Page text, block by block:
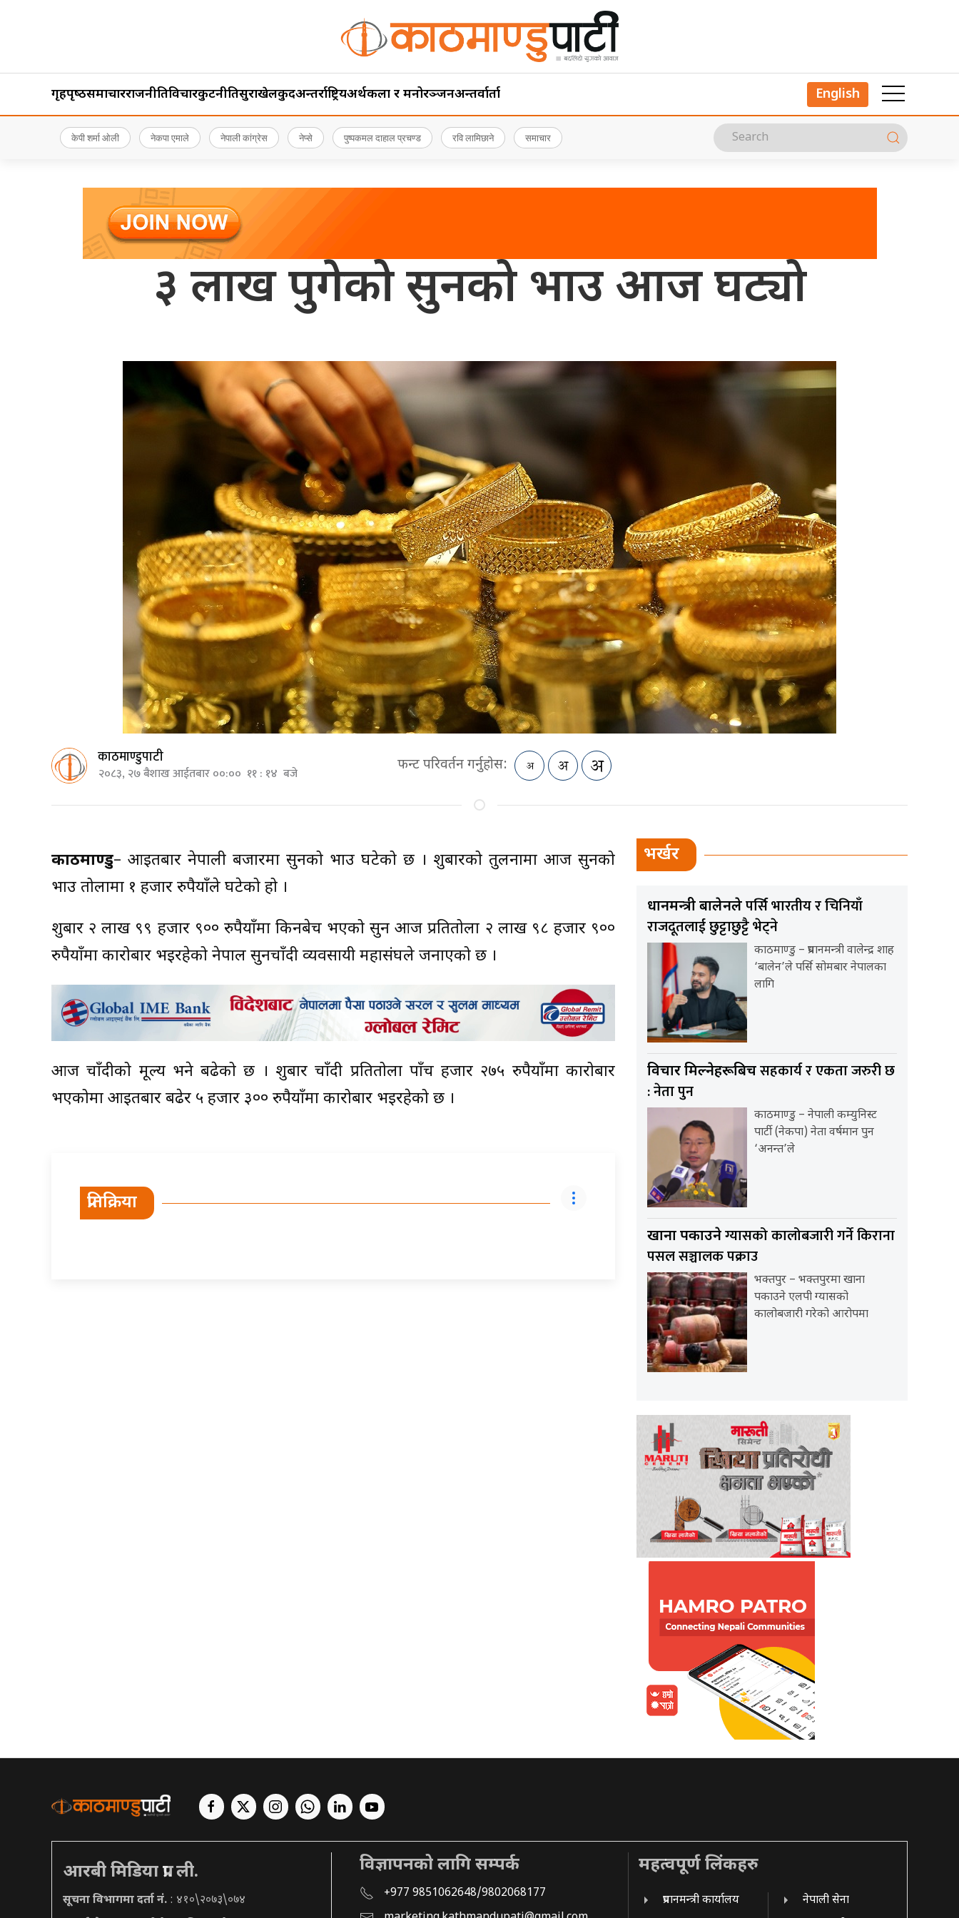
गृहपृष्‍ठसमाचारराजनीतिविचारकुटनीतिसुरक्षाखेलकुदअन्तर्राष्ट्रियअर्थकला र मनोरञ्जनअन्तर्वार्ता English
केपी शर्मा ओली नेकपा एमाले नेपाली कांग्रेस नेप्से पुष्पकमल दाहाल प्रचण्ड रवि लामिछाने समाचार
३ लाख पुगेको सुनको भाउ आज घट्यो
काठमाण्डुपाटी
२०८३, २७ बैशाख आईतबार ००:०० ११ : १४ बजे फन्ट परिवर्तन गर्नुहोस:
काठमाण्डु– आइतबार नेपाली बजारमा सुनको भाउ घटेको छ । शुक्रबारको तुलनामा आज सुनको
भाउ तोलामा १ हजार रुपैयाँले घटेको हो ।
शुक्रबार २ लाख ९९ हजार ९०० रुपैयाँमा किनबेच भएको सुन आज प्रतितोला २ लाख ९८ हजार ९००
रुपैयाँमा कारोबार भइरहेको नेपाल सुनचाँदी व्यवसायी महासंघले जनाएको छ ।
आज चाँदीको मूल्य भने बढेको छ । शुक्रबार चाँदी प्रतितोला पाँच हजार २७५ रुपैयाँमा कारोबार
भएकोमा आइतबार बढेर ५ हजार ३०० रुपैयाँमा कारोबार भइरहेको छ ।
प्रतिक्रिया
भर्खर
प्रधानमन्त्री बालेनलेपर्सि भारतीय र चिनियाँ
राजदूतलाई छुट्टाछुट्टै भेट्ने
काठमाण्डु – प्रधानमन्त्री वालेन्द्र शाह
‘बालेन’ले पर्सि सोमबार नेपालका
लागि
विचार मिल्नेहरूबिचसहकार्य र एकता जरुरी छ
: नेता पुन
काठमाण्डु – नेपाली कम्युनिस्ट
पार्टी (नेकपा) नेता वर्षमान पुन
‘अनन्त’ले
खाना पकाउनेग्यासको कालोबजारी गर्ने किराना
पसल सञ्चालक पक्राउ
भक्तपुर – भक्तपुरमा खाना
पकाउने एलपी ग्यासको
कालोबजारी गरेको आरोपमा
आरबी मिडिया प्रा. ली.
सूचना विभागमा दर्ता नं. : ४१०\२०७३\०७४
विज्ञापनको लागि सम्पर्क
+977 9851062648/9802068177
महत्वपूर्ण लिंकहरु
प्रधानमन्त्री कार्यालय
नेपाली सेना